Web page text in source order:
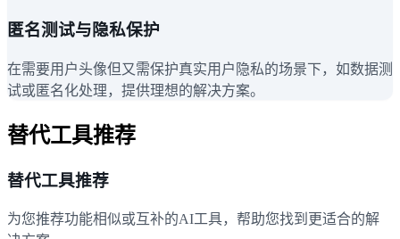
匿名测试与隐私保护
在需要用户头像但又需保护真实用户隐私的场景下，如数据测
试或匿名化处理，提供理想的解决方案。
替代工具推荐
替代工具推荐
为您推荐功能相似或互补的AI工具，帮助您找到更适合的解